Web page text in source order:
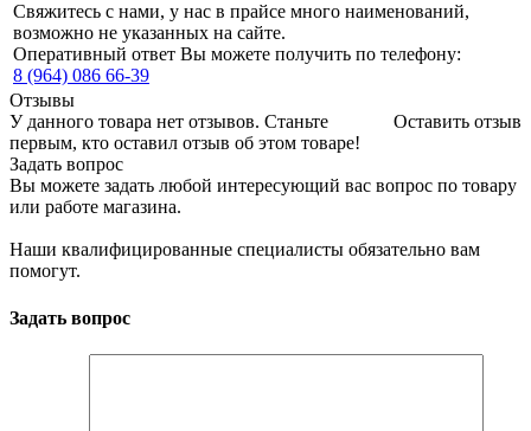
Свяжитесь с нами, у нас в прайсе много наименований,
возможно не указанных на сайте.
Оперативный ответ Вы можете получить по телефону:
8 (964) 086 66-39
Отзывы
Оставить отзыв
У данного товара нет отзывов. Станьте
первым, кто оставил отзыв об этом товаре!
Задать вопрос
Вы можете задать любой интересующий вас вопрос по товару
или работе магазина.
Наши квалифицированные специалисты обязательно вам
помогут.
Задать вопрос